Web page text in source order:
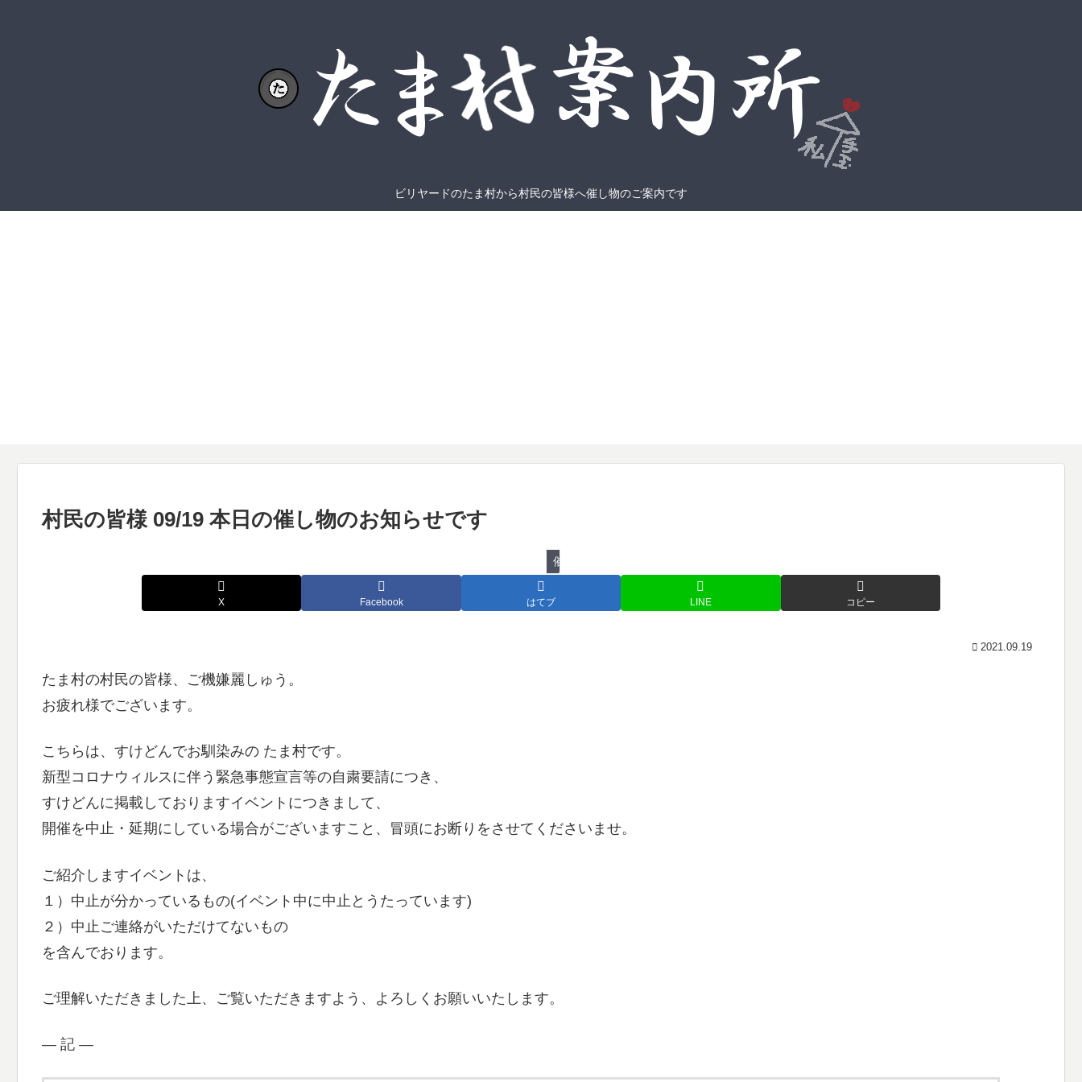
ビリヤードのたま村から村民の皆様へ催し物のご案内です
村民の皆様 09/19 本日の催し物のお知らせです
催し物
X Facebook はてブ LINE コピー
2021.09.19
たま村の村民の皆様、ご機嫌麗しゅう。
お疲れ様でございます。
こちらは、すけどんでお馴染みの たま村です。
新型コロナウィルスに伴う緊急事態宣言等の自粛要請につき、
すけどんに掲載しておりますイベントにつきまして、
開催を中止・延期にしている場合がございますこと、冒頭にお断りをさせてくださいませ。
ご紹介しますイベントは、
１）中止が分かっているもの(イベント中に中止とうたっています)
２）中止ご連絡がいただけてないもの
を含んでおります。
ご理解いただきました上、ご覧いただきますよう、よろしくお願いいたします。
― 記 ―